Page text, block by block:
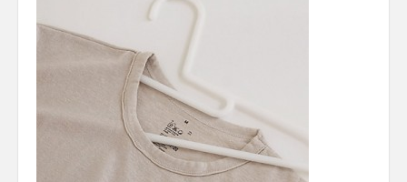
Personal
30 Day Missions
Travel
Gin & Tonic Ranking